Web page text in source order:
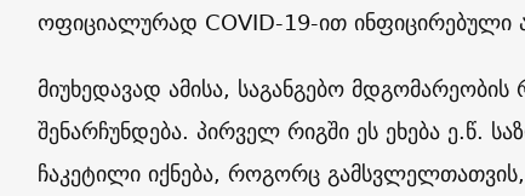
ოფიციალურად COVID-19-ით ინფიცირებული
მიუხედავად ამისა, საგანგებო მდგომარეობის
შენარჩუნდება. პირველ რიგში ეს ეხება ე.წ.
ჩაკეტილი იქნება, როგორც